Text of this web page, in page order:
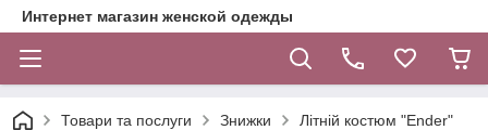
Интернет магазин женской одежды
Товари та послуги Знижки Літній костюм "Ender"